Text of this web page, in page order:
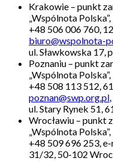
Krakowie – punkt
„Wspólnota Polska”,
+48 506 006 760,
biuro@wspolnota-
ul. Sławkowska
Poznaniu – punkt
„Wspólnota Polska”,
+48 508 113 512,
poznan@swp.org.pl,
ul. Stary Rynek 51,
Wrocławiu – punkt
„Wspólnota Polska”,
+48 509 696 253,
31/32, 50-102